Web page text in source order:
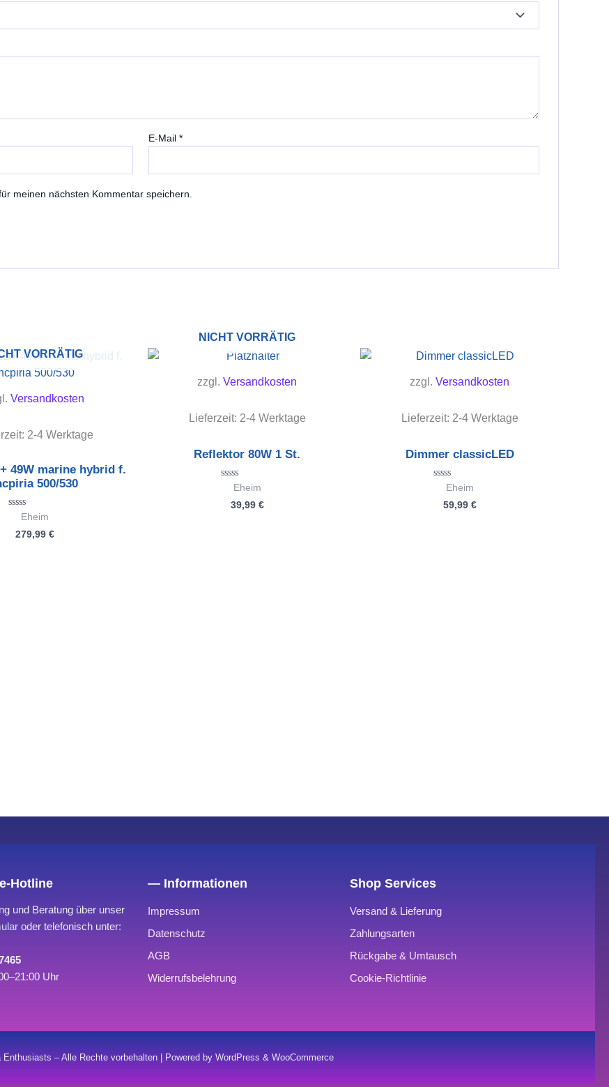
E-Mail*
meinen nächsten Kommentar speichern.
VORRÄTIG
Versandkosten
2-4 Werktage
49W marine hybrid f.
500/530
Bewertet
Eheim
279,99 €
NICHT VORRÄTIG
zzgl. Versandkosten
Lieferzeit: 2-4 Werktage
Reflektor 80W 1 St.
Bewertet
Eheim
39,99 €
zzgl. Versandkosten
Lieferzeit: 2-4 Werktage
Dimmer classicLED
Bewertet
Eheim
59,99 €
Hotline
und Beratung über unser
oder telefonisch unter:
Uhr
— Informationen
Impressum
Datenschutz
AGB
Widerrufsbelehrung
Shop Services
Versand & Lieferung
Zahlungsarten
Rückgabe & Umtausch
Cookie-Richtlinie
– Alle Rechte vorbehalten | Powered by WordPress & WooCommerce